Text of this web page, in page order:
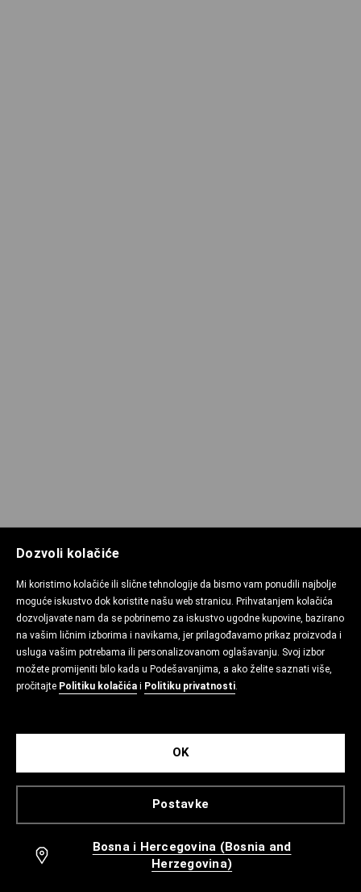
Dozvoli kolačiće
Mi koristimo kolačiće ili slične tehnologije da bismo vam ponudili najbolje
moguće iskustvo dok koristite našu web stranicu. Prihvatanjem kolačića
dozvoljavate nam da se pobrinemo za iskustvo ugodne kupovine, bazirano
na vašim ličnim izborima i navikama, jer prilagođavamo prikaz proizvoda i
usluga vašim potrebama ili personalizovanom oglašavanju. Svoj izbor
možete promijeniti bilo kada u Podešavanjima, a ako želite saznati više,
pročitajte Politiku kolačića i Politiku privatnosti.
Postavke
OK
Bosna i Hercegovina (Bosnia and
Herzegovina)